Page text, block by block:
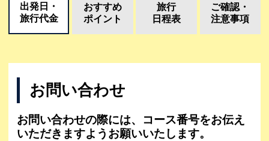
出発日・
旅行代金
おすすめ
ポイント
旅行
日程表
ご確認・
注意事項
お問い合わせ
お問い合わせの際には、コース番号をお伝え
いただきますようお願いいたします。